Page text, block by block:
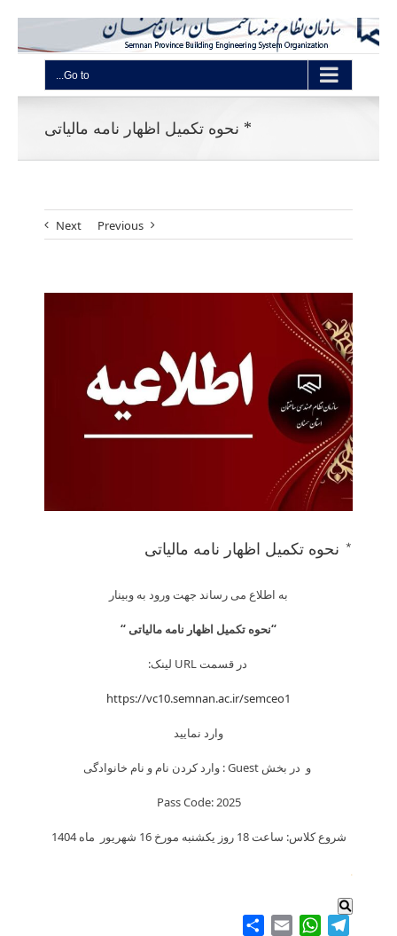
Go to...
* نحوه تکمیل اظهار نامه مالیاتی
Previous
Next
View
Larger
Image
* نحوه تکمیل اظهار نامه مالیاتی
به اطلاع می­ رساند جهت ورود به وبینار
“نحوه تکمیل اظهار نامه مالیاتی “
در قسمت URL لینک:
https://vc10.semnan.ac.ir/semceo1
وارد نمایید
و در بخش Guest : وارد کردن نام و نام خانوادگی
Pass Code: 2025
شروع کلاس: ساعت 18 روز یکشنبه مورخ 16 شهریور ماه 1404
.
Telegram
WhatsApp
Email